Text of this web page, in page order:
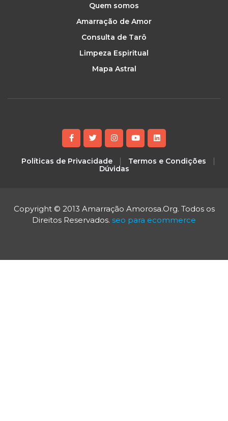
Quem somos
Amarração de Amor
Consulta de Tarô
Limpeza Espiritual
Mapa Astral
Políticas de Privacidade
Termos e Condições
Dúvidas
Copyright © 2013 Amarração Amorosa.Org. Todos os
Direitos Reservados. seo para ecommerce